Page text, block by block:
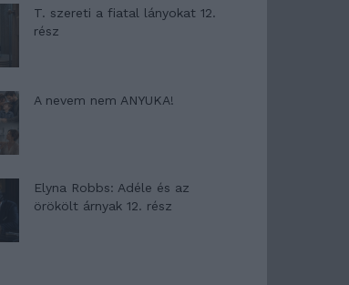
T. szereti a fiatal lányokat 12.
rész
A nevem nem ANYUKA!
Elyna Robbs: Adéle és az
örökölt árnyak 12. rész